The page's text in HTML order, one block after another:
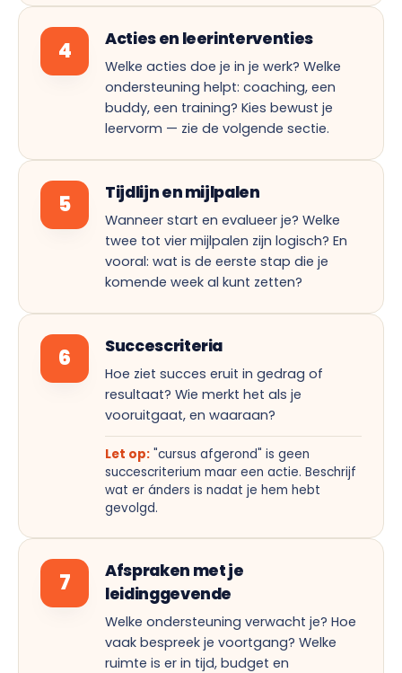
4 Acties en leerinterventies
Welke acties doe je in je werk? Welke
ondersteuning helpt: coaching, een
buddy, een training? Kies bewust je
leervorm — zie de volgende sectie.
5 Tijdlijn en mijlpalen
Wanneer start en evalueer je? Welke
twee tot vier mijlpalen zijn logisch? En
vooral: wat is de eerste stap die je
komende week al kunt zetten?
6 Succescriteria
Hoe ziet succes eruit in gedrag of
resultaat? Wie merkt het als je
vooruitgaat, en waaraan?
Let op: "cursus afgerond" is geen
succescriterium maar een actie. Beschrijf
wat er ánders is nadat je hem hebt
gevolgd.
7
Afspraken met je
leidinggevende
Welke ondersteuning verwacht je? Hoe
vaak bespreek je voortgang? Welke
ruimte is er in tijd, budget en